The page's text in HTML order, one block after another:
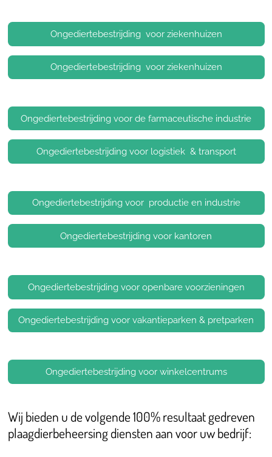
Ongediertebestrijding voor ziekenhuizen
Ongediertebestrijding voor ziekenhuizen
Ongediertebestrijding voor de farmaceutische industrie
Ongediertebestrijding voor logistiek & transport
Ongediertebestrijding voor productie en industrie
Ongediertebestrijding voor kantoren
Ongediertebestrijding voor openbare voorzieningen
Ongediertebestrijding voor vakantieparken & pretparken
Ongediertebestrijding voor winkelcentrums
Wij bieden u de volgende 100% resultaat gedreven
plaagdierbeheersing diensten aan voor uw bedrijf: